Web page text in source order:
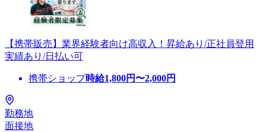
【携帯販売】業界経験者向け高収入！昇給あり/正社員登用
実績あり/日払い可
携帯ショップ時給1,800円〜2,000円
勤務地
面接地